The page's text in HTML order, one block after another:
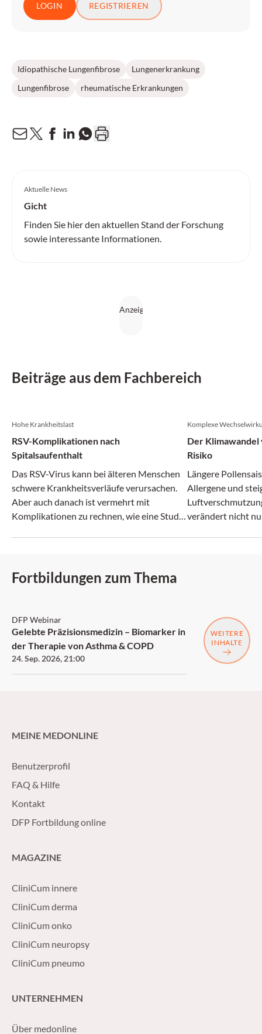
LOGIN REGISTRIEREN
Idiopathische Lungenfibrose
Lungenerkrankung
Lungenfibrose
rheumatische Erkrankungen
Aktuelle News
Gicht
Finden Sie hier den aktuellen Stand der Forschung
sowie interessante Informationen.
Beiträge aus dem Fachbereich
Hohe Krankheitslast
RSV-Komplikationen nach
Spitalsaufenthalt
Das RSV-Virus kann bei älteren Menschen
schwere Krankheitsverläufe verursachen.
Aber auch danach ist vermehrt mit
Komplikationen zu rechnen, wie eine Studie
Komplexe
Der
Risiko
Längere
Allergene und
verändert nicht
Fortbildungen zum Thema
DFP Webinar
Gelebte Präzisionsmedizin – Biomarker in
der Therapie von Asthma & COPD
24. Sep. 2026, 21:00
WEITERE
INHALTE
MEINE MEDONLINE
Benutzerprofil
FAQ & Hilfe
Kontakt
DFP Fortbildung online
MAGAZINE
CliniCum innere
CliniCum derma
CliniCum onko
CliniCum neuropsy
CliniCum pneumo
UNTERNEHMEN
Über medonline